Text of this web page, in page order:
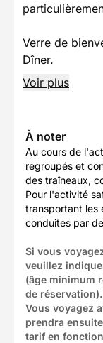
Verre de
Dîner.
Voir plus
À noter
Au cours de
regroupés et
des traîneaux,
Pour l'activité
transportant les
conduites par
Si vous
veuillez
(âge minimum
de
Vous voyagez
prendra
tarif en fonction